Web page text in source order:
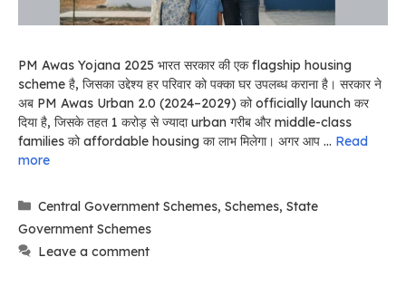
PM Awas Yojana 2025 भारत सरकार की एक flagship housing
scheme है, जिसका उद्देश्य हर परिवार को पक्का घर उपलब्ध कराना है। सरकार ने
अब PM Awas Urban 2.0 (2024–2029) को officially launch कर
दिया है, जिसके तहत 1 करोड़ से ज्यादा urban गरीब और middle-class
families को affordable housing का लाभ मिलेगा। अगर आप … Read
more
Categories
Central Government Schemes,Schemes,State
Government Schemes
Leave a comment